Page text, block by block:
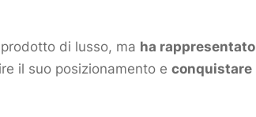
prodotto di lusso, ma ha rappresentato
il suo posizionamento e conquistare